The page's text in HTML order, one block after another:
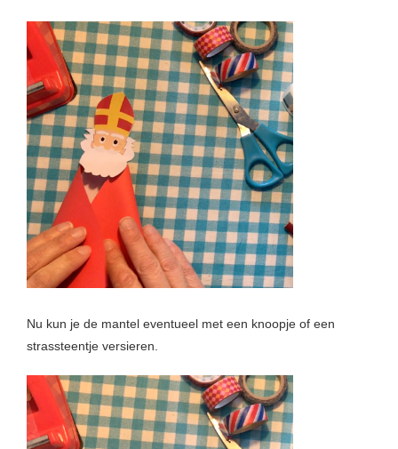
Nu kun je de mantel eventueel met een knoopje of een
strassteentje versieren.